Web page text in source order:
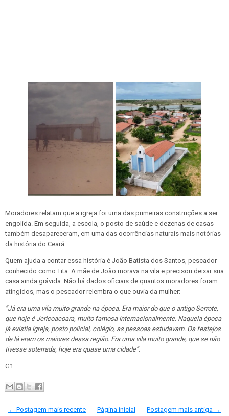
Moradores relatam que a igreja foi uma das primeiras construções a ser
engolida. Em seguida, a escola, o posto de saúde e dezenas de casas
também desapareceram, em uma das ocorrências naturais mais notórias
da história do Ceará.
Quem ajuda a contar essa história é João Batista dos Santos, pescador
conhecido como Tita. A mãe de João morava na vila e precisou deixar sua
casa ainda grávida. Não há dados oficiais de quantos moradores foram
atingidos, mas o pescador relembra o que ouvia da mulher:
“Já era uma vila muito grande na época. Era maior do que o antigo Serrote,
que hoje é Jericoacoara, muito famosa internacionalmente. Naquela época
já existia igreja, posto policial, colégio, as pessoas estudavam. Os festejos
de lá eram os maiores dessa região. Era uma vila muito grande, que se não
tivesse soterrada, hoje era quase uma cidade”.
G1
← Postagem mais recente Postagem mais antiga →
Página inicial